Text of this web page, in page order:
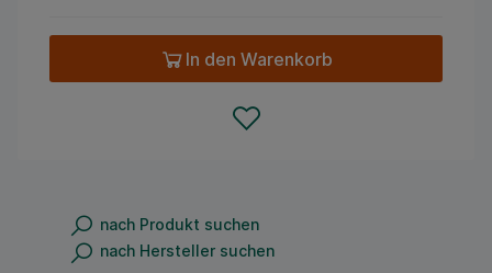
In den Warenkorb
nach Produkt suchen
nach Hersteller suchen